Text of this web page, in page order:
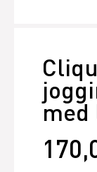
med